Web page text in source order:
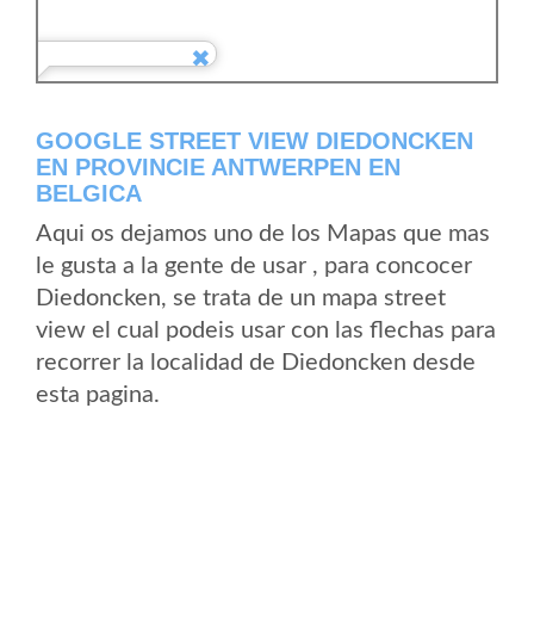
GOOGLE STREET VIEW DIEDONCKEN
EN PROVINCIE ANTWERPEN EN
BELGICA
Aqui os dejamos uno de los Mapas que mas
le gusta a la gente de usar , para concocer
Diedoncken, se trata de un mapa street
view el cual podeis usar con las flechas para
recorrer la localidad de Diedoncken desde
esta pagina.